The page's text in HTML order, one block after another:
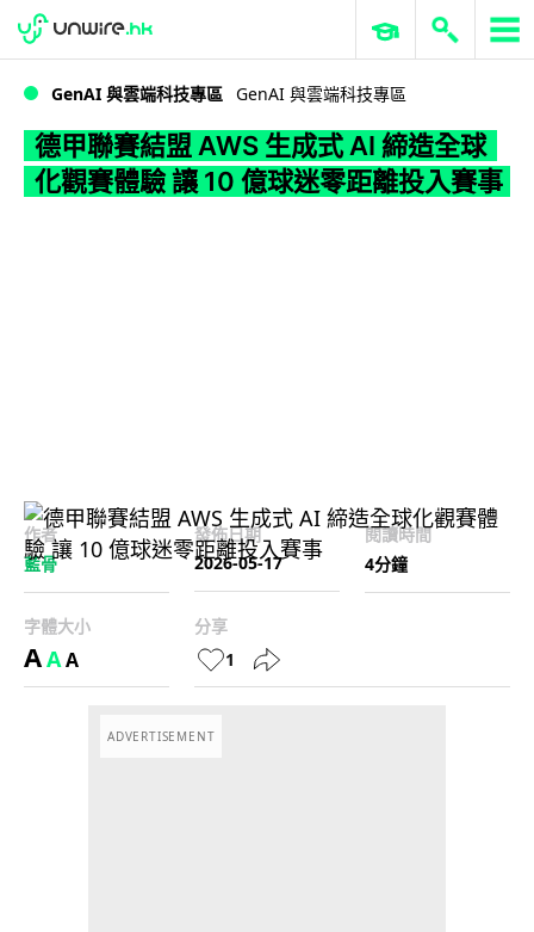
WWDC 2026 ERP 與商業 AI
GenAI 與雲端科技專區 GenAI 與雲端科技專區
德甲聯賽結盟 AWS 生成式 AI 締造全球
化觀賽體驗 讓 10 億球迷零距離投入賽事
作者
藍骨
發佈日期
2026-05-17
閱讀時間
4分鐘
字體大小
AAA
分享
1
ADVERTISEMENT